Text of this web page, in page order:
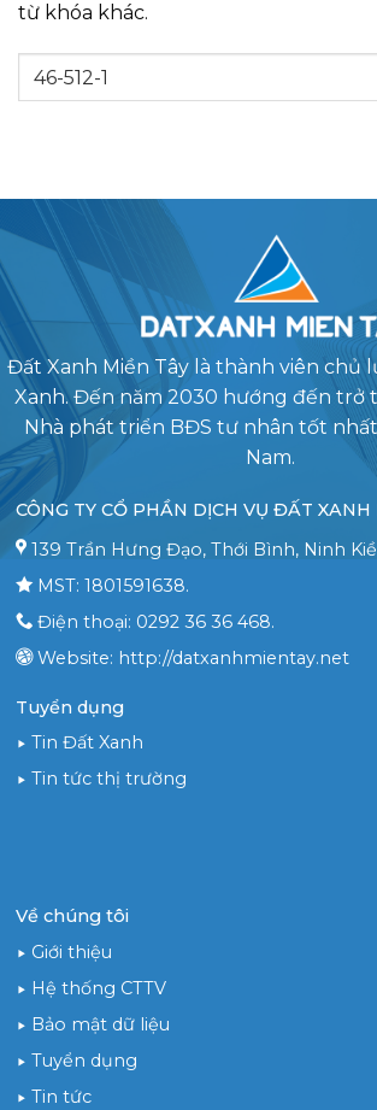
từ khóa khác.
Đất Xanh Miền Tây là thành viên chủ
Xanh. Đến năm 2030 hướng đến trở
Nhà phát triển BĐS tư nhân tốt
Nam.
CÔNG TY CỔ PHẦN DỊCH VỤ ĐẤT XANH
139 Trần Hưng Đạo, Thới Bình, Ninh
MST: 1801591638.
Điện thoại: 0292 36 36 468.
Website: http://datxanhmientay.net
Về chúng tôi
Giới thiệu
Hệ thống CTTV
Bảo mật dữ liệu
Tuyển dụng
Tin tức
Tuyển dụng
Tin Đất Xanh
Tin tức thị trường